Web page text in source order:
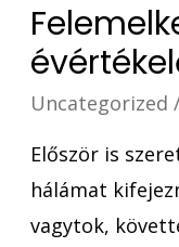
Uncategorized
Először is
hálámat
vagytok,